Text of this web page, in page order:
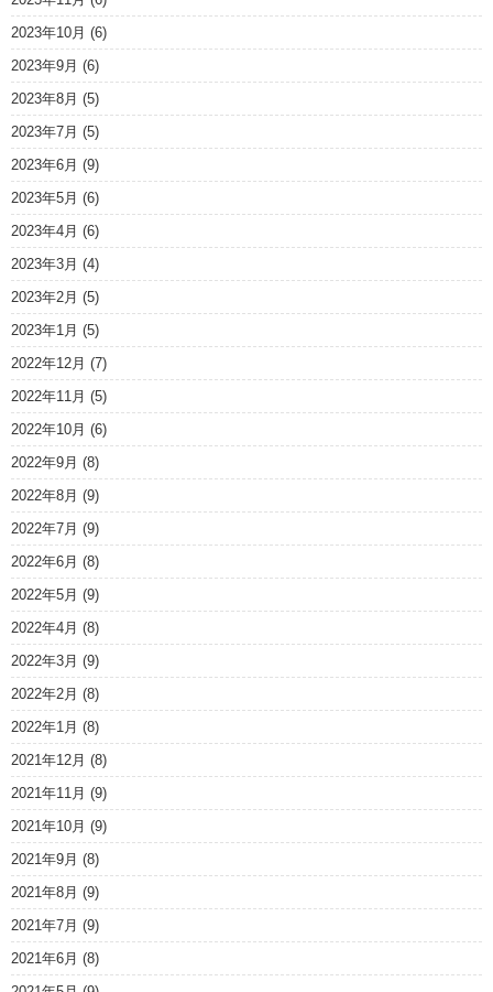
2023年10月 (6)
2023年9月 (6)
2023年8月 (5)
2023年7月 (5)
2023年6月 (9)
2023年5月 (6)
2023年4月 (6)
2023年3月 (4)
2023年2月 (5)
2023年1月 (5)
2022年12月 (7)
2022年11月 (5)
2022年10月 (6)
2022年9月 (8)
2022年8月 (9)
2022年7月 (9)
2022年6月 (8)
2022年5月 (9)
2022年4月 (8)
2022年3月 (9)
2022年2月 (8)
2022年1月 (8)
2021年12月 (8)
2021年11月 (9)
2021年10月 (9)
2021年9月 (8)
2021年8月 (9)
2021年7月 (9)
2021年6月 (8)